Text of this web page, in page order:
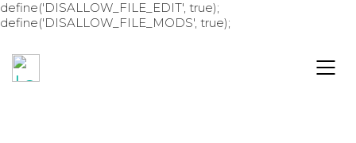
define('DISALLOW_FILE_EDIT', true);
define('DISALLOW_FILE_MODS', true);